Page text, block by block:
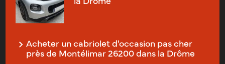
Acheter un cabriolet d'occasion pas cher
près de Montélimar 26200 dans la Drôme